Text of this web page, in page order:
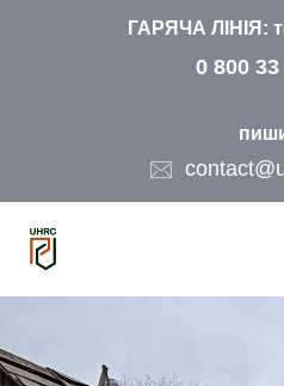
ГАРЯЧА ЛІНІЯ:
0 800